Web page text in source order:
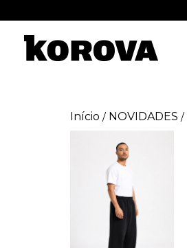
Início / NOVIDADES /